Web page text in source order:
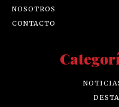
NOSOTROS
CONTACTO